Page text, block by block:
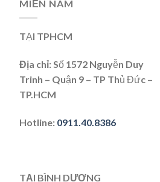
MIỀN NAM
TẠI TPHCM
Địa chỉ:Số 1572 Nguyễn Duy
Trinh – Quận 9 – TP Thủ Đức –
TP.HCM
Hotline: 0911.40.8386
TẠI BÌNH DƯƠNG